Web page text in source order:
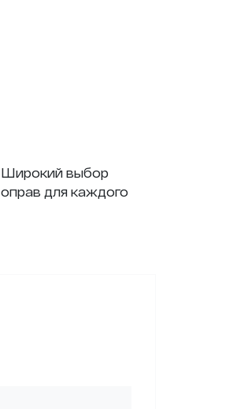
Широкий выбор
оправ для каждого